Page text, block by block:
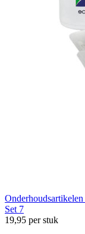
Onderhoudsartikelen
Set 7
19,95 per stuk